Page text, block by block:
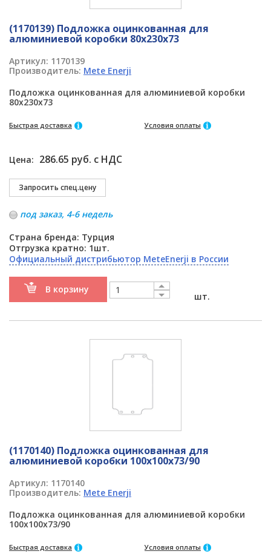
(1170139) Подложка оцинкованная для
алюминиевой коробки 80x230x73
Артикул: 1170139
Производитель: Mete Enerji
Подложка оцинкованная для алюминиевой коробки
80x230x73
Быстрая доставка Условия оплаты
Цена: 286.65 руб. с НДС
под заказ, 4-6 недель
Страна бренда: Турция
Отгрузка кратно: 1шт.
Официальный дистрибьютор MeteEnerji в России
В корзину
шт.
(1170140) Подложка оцинкованная для
алюминиевой коробки 100x100x73/90
Артикул: 1170140
Производитель: Mete Enerji
Подложка оцинкованная для алюминиевой коробки
100x100x73/90
Быстрая доставка Условия оплаты